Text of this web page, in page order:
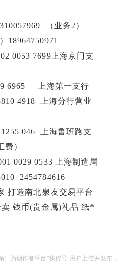
（业务2）
18964750971
0053 7699上海京门支
6965 上海第一支行
4918 上海分行营业
046 上海鲁班路支
）
0029 0533 上海制造局
2454784616
打造南北泉友交易平台
钱币(贵金属)礼品 纸*
）为创作者平台"快传号"用户上传并发布，